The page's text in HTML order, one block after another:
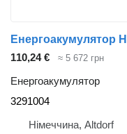
110,24 € ≈ 5 672 грн
Енергоакумулятор
3291004
Німеччина, Altdorf